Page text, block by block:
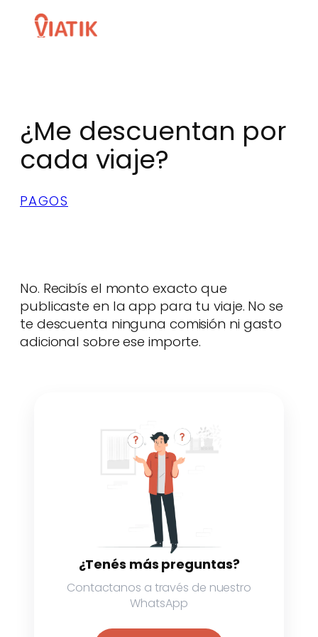
¿Me descuentan por
cada viaje?
PAGOS
No. Recibís el monto exacto que
publicaste en la app para tu viaje. No se
te descuenta ninguna comisión ni gasto
adicional sobre ese importe.
¿Tenés más preguntas?
Contactanos a través de nuestro
WhatsApp